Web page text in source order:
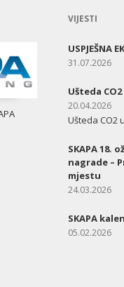
VIJESTI
USPJEŠNA
31.07.2026
Ušteda CO2
20.04.2026
Ušteda CO2
SKAPA 18.
nagrade –
mjestu
24.03.2026
SKAPA
05.02.2026